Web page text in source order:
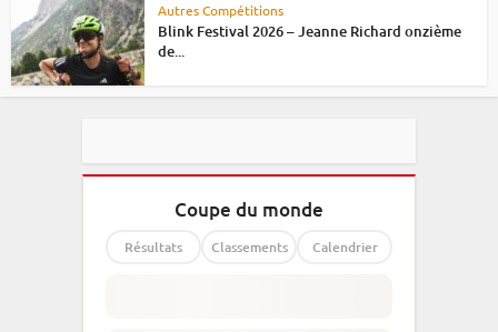
Autres Compétitions
Blink Festival 2026 – Jeanne Richard onzième
de...
Coupe du monde
Résultats Classements Calendrier